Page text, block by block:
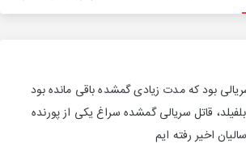
بود که مدت زیادی گمشده باقی مانده بود
قاتل سریالی گمشده سراغ یکی از پورنده
اخیر رفته ایم